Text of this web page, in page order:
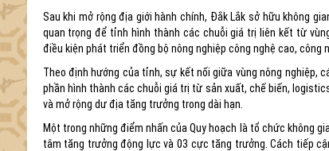
Sau khi mở rộng địa giới hành chính, Đắk Lắk sở hữu không
quan trọng để tỉnh hình thành các chuỗi giá trị liên kết từ
điều kiện phát triển đồng bộ nông nghiệp công nghệ cao, công
Theo định hướng của tỉnh, sự kết nối giữa vùng nông nghiệp,
phần hình thành các chuỗi giá trị từ sản xuất, chế biến,
và mở rộng dư địa tăng trưởng trong dài hạn.
Một trong những điểm nhấn của Quy hoạch là tổ chức không
tâm tăng trưởng động lực và 03 cực tăng trưởng. Cách tiếp